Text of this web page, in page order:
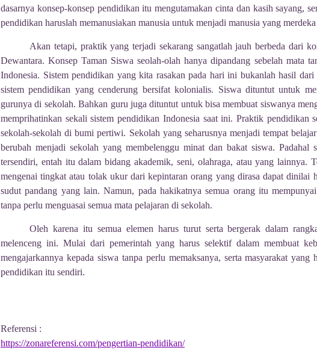
dasarnya konsep-konsep pendidikan itu mengutamakan cinta dan kasih sayang,
pendidikan haruslah memanusiakan manusia untuk menjadi manusia yang
Akan tetapi, praktik yang terjadi sekarang sangatlah jauh berbeda dari
Dewantara. Konsep Taman Siswa seolah-olah hanya dipandang sebelah mata
Indonesia. Sistem pendidikan yang kita rasakan pada hari ini bukanlah hasil
sistem pendidikan yang cenderung bersifat kolonialis. Siswa dituntut untuk
gurunya di sekolah. Bahkan guru juga dituntut untuk bisa membuat siswanya
memprihatinkan sekali sistem pendidikan Indonesia saat ini. Praktik
sekolah-sekolah di bumi pertiwi. Sekolah yang seharusnya menjadi tempat
berubah menjadi sekolah yang membelenggu minat dan bakat siswa.
tersendiri, entah itu dalam bidang akademik, seni, olahraga, atau yang lainnya.
mengenai tingkat atau tolak ukur dari kepintaran orang yang dirasa dapat dinilai
sudut pandang yang lain. Namun, pada hakikatnya semua orang itu
tanpa perlu menguasai semua mata pelajaran di sekolah.
Oleh karena itu semua elemen harus turut serta bergerak dalam
melenceng ini. Mulai dari pemerintah yang harus selektif dalam membuat
mengajarkannya kepada siswa tanpa perlu memaksanya, serta masyarakat
pendidikan itu sendiri.
Referensi :
https://zonareferensi.com/pengertian-pendidikan/